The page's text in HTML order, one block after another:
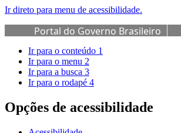
Ir direto para menu de acessibilidade.
Portal do Governo Brasileiro
Ir para o conteúdo 1
Ir para o menu 2
Ir para a busca 3
Ir para o rodapé 4
Opções de acessibilidade